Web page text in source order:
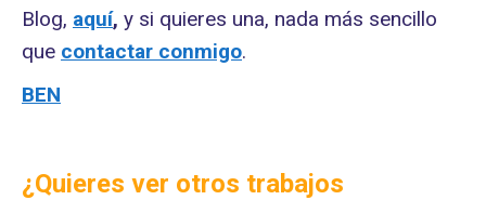
Blog, aquí, y si quieres una, nada más sencillo
que contactar conmigo.
BEN
¿Quieres ver otros trabajos